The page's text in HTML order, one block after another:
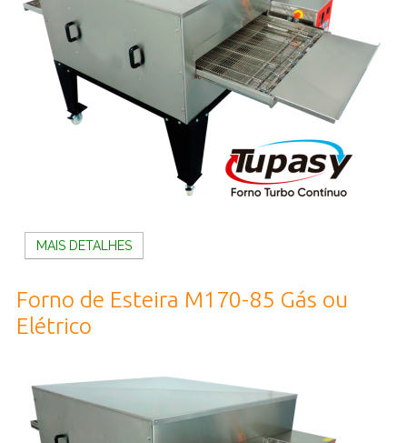
MAIS DETALHES
Forno de Esteira M170-85 Gás ou
Elétrico